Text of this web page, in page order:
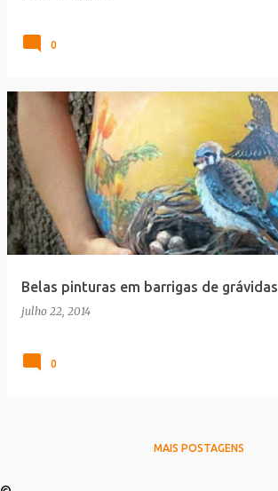
0
Belas pinturas em barrigas de grávidas
julho 22, 2014
0
MAIS POSTAGENS